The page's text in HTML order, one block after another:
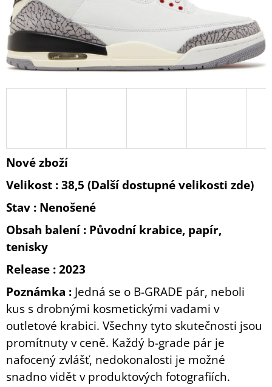
Nové zboží
Velikost : 38,5 (Další dostupné velikosti zde)
Stav : Nenošené
Obsah balení : Původní krabice, papír,
tenisky
Release : 2023
Poznámka : Jedná se o B-GRADE pár, neboli
kus s drobnými kosmetickými vadami v
outletové krabici. Všechny tyto skutečnosti jsou
promítnuty v ceně. Každý b-grade pár je
nafocený zvlášť, nedokonalosti je možné
snadno vidět v produktových fotografiích.
A
J
Í
T
D
O
P
O
R
U
U
E
M
E